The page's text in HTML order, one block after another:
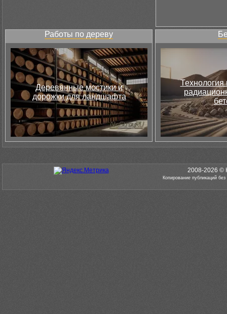
Работы по дереву
Деревянные мостики и
дорожки для ландшафта
Технология
2008-2026 ©
Копирование публикаций